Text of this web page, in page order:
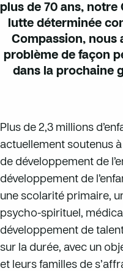
plus de 70 ans, notre
lutte déterminée
Compassion, nous
problème de façon
dans la prochaine
Plus de 2,3 millions
actuellement soutenus
de développement de
développement de
une scolarité primaire,
psycho-spirituel,
développement de
sur la durée, avec un
et leurs familles de